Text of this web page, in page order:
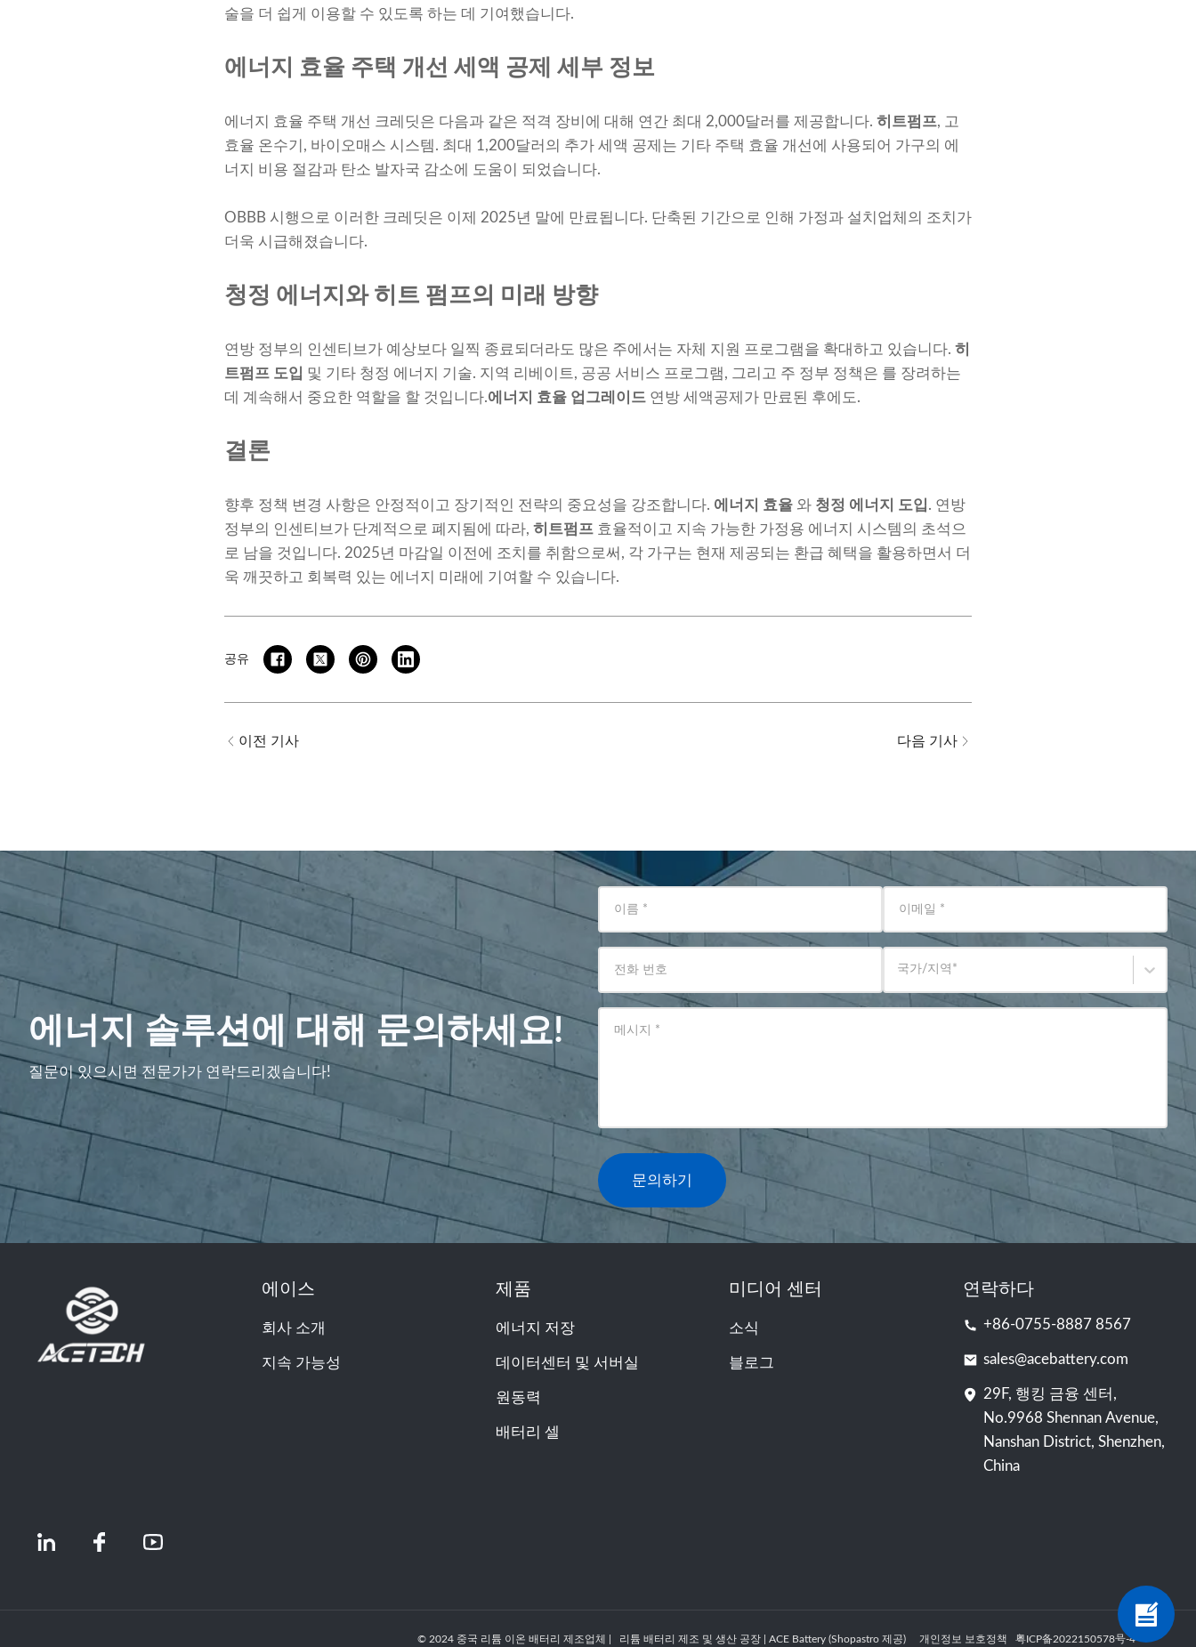
술을 더 쉽게 이용할 수 있도록 하는 데 기여했습니다.
에너지 효율 주택 개선 세액 공제 세부 정보
에너지 효율 주택 개선 크레딧은 다음과 같은 적격 장비에 대해 연간 최대 2,000달러를 제공합니다. 히트펌프, 고
효율 온수기, 바이오매스 시스템. 최대 1,200달러의 추가 세액 공제는 기타 주택 효율 개선에 사용되어 가구의 에
너지 비용 절감과 탄소 발자국 감소에 도움이 되었습니다.
OBBB 시행으로 이러한 크레딧은 이제 2025년 말에 만료됩니다. 단축된 기간으로 인해 가정과 설치업체의 조치가
더욱 시급해졌습니다.
청정 에너지와 히트 펌프의 미래 방향
연방 정부의 인센티브가 예상보다 일찍 종료되더라도 많은 주에서는 자체 지원 프로그램을 확대하고 있습니다. 히
트펌프 도입 및 기타 청정 에너지 기술. 지역 리베이트, 공공 서비스 프로그램, 그리고 주 정부 정책은 를 장려하는
데 계속해서 중요한 역할을 할 것입니다.에너지 효율 업그레이드 연방 세액공제가 만료된 후에도.
결론
향후 정책 변경 사항은 안정적이고 장기적인 전략의 중요성을 강조합니다. 에너지 효율 와 청정 에너지 도입 . 연방
정부의 인센티브가 단계적으로 폐지됨에 따라, 히트펌프 효율적이고 지속 가능한 가정용 에너지 시스템의 초석으
로 남을 것입니다. 2025년 마감일 이전에 조치를 취함으로써, 각 가구는 현재 제공되는 환급 혜택을 활용하면서 더
욱 깨끗하고 회복력 있는 에너지 미래에 기여할 수 있습니다.
공유
이전 기사 다음 기사
에너지 솔루션에 대해 문의하세요!
질문이 있으시면 전문가가 연락드리겠습니다!
이름 * 이메일 *
전화 번호 국가/지역 *
메시지 *
문의하기
에이스
회사 소개
지속 가능성
제품
에너지 저장
데이터센터 및 서버실
원동력
배터리 셀
미디어 센터
소식
블로그
연락하다
+86-0755-8887 8567
sales@acebattery.com
29F, 행킹 금융 센터,
No.9968 Shennan Avenue,
Nanshan District, Shenzhen,
China
© 2024 중국 리튬 이온 배터리 제조업체 | 리튬 배터리 제조 및 생산 공장 | ACE Battery (Shopastro 제공) 개인정보 보호정책 粤ICP备2022150578号-4